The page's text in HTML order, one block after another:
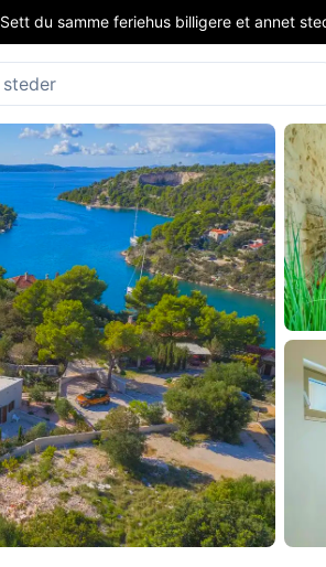
Sett du samme feriehus billigere et annet